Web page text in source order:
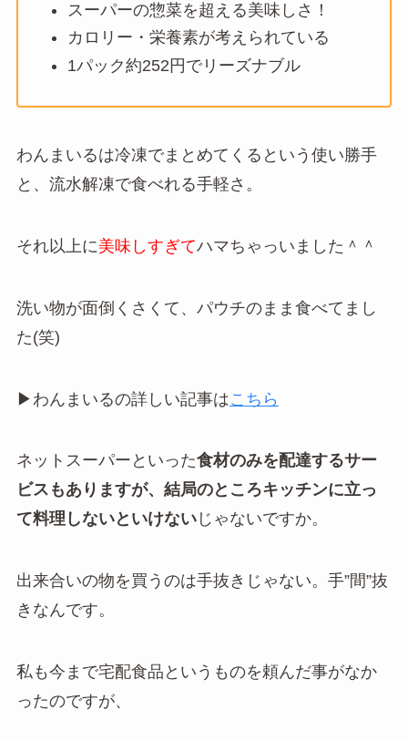
スーパーの惣菜を超える美味しさ！
カロリー・栄養素が考えられている
1パック約252円でリーズナブル
わんまいるは冷凍でまとめてくるという使い勝手
と、流水解凍で食べれる手軽さ。
それ以上に美味しすぎてハマちゃっいました＾＾
洗い物が面倒くさくて、パウチのまま食べてまし
た(笑)
▶︎わんまいるの詳しい記事はこちら
ネットスーパーといった食材のみを配達するサー
ビスもありますが、結局のところキッチンに立っ
て料理しないといけないじゃないですか。
出来合いの物を買うのは手抜きじゃない。手”間”抜
きなんです。
私も今まで宅配食品というものを頼んだ事がなか
ったのですが、